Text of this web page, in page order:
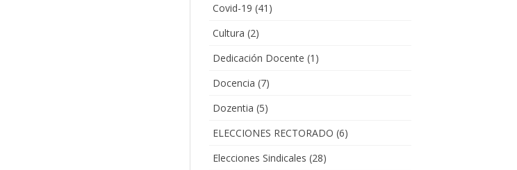
Covid-19 (41)
Cultura (2)
Dedicación Docente (1)
Docencia (7)
Dozentia (5)
ELECCIONES RECTORADO (6)
Elecciones Sindicales (28)